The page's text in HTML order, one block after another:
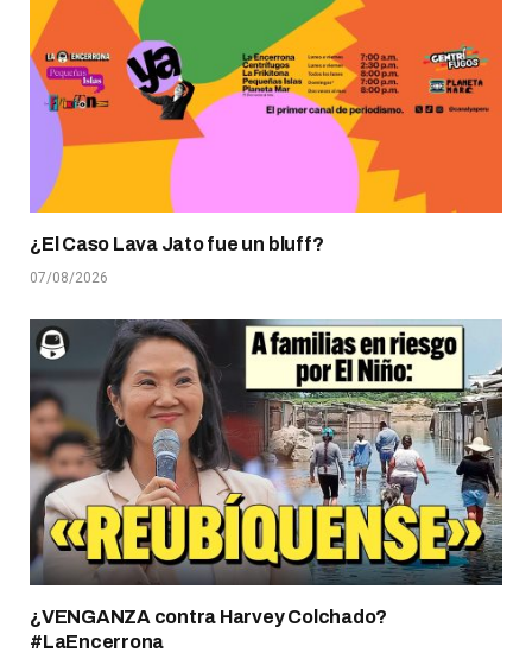
¿El Caso Lava Jato fue un bluff?
07/08/2026
¿VENGANZA contra Harvey Colchado?
#LaEncerrona